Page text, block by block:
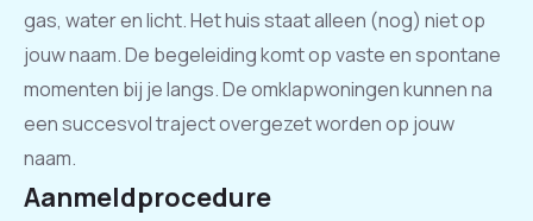
gas, water en licht. Het huis staat alleen (nog) niet op
jouw naam. De begeleiding komt op vaste en spontane
momenten bij je langs. De omklapwoningen kunnen na
een succesvol traject overgezet worden op jouw
naam.
Aanmeldprocedure